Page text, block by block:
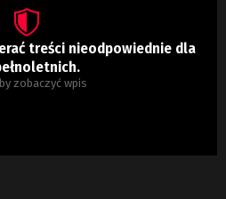
treści nieodpowiednie dla
zobaczyć wpis